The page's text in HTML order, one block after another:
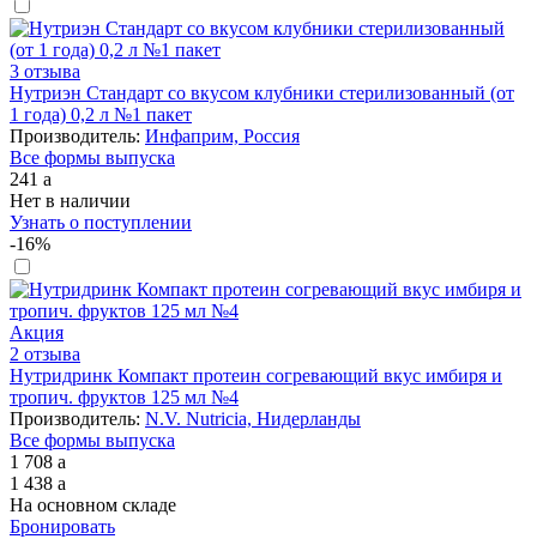
3 отзыва
Нутриэн Стандарт со вкусом клубники стерилизованный (от
1 года) 0,2 л №1 пакет
Производитель: Инфаприм, Россия
Все формы выпуска
241 a
Нет в наличии
Узнать о поступлении
-16%
Акция
2 отзыва
Нутридринк Компакт протеин согревающий вкус имбиря и
тропич. фруктов 125 мл №4
Производитель: N.V. Nutricia, Нидерланды
Все формы выпуска
1 708 a
1 438 a
На основном складе
Бронировать